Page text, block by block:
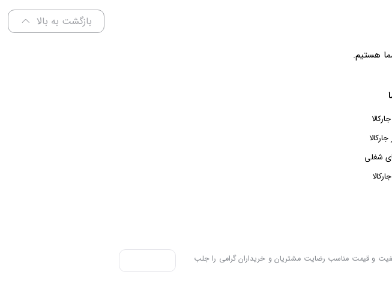
بازگشت به بالا
شغلی
کیفیت و قیمت مناسب رضایت مشتریان و خریداران گرامی را جلب